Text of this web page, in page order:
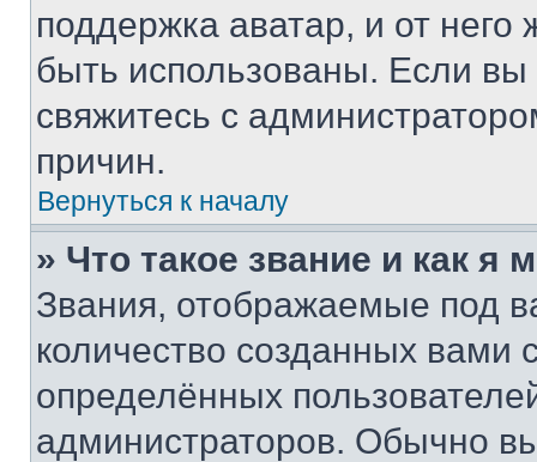
поддержка аватар, и от него
быть использованы. Если
свяжитесь с
причин.
Вернуться к началу
» Что такое звание и как я
Звания, отображаемые под
количество созданных
определённых
администраторов. Обычно